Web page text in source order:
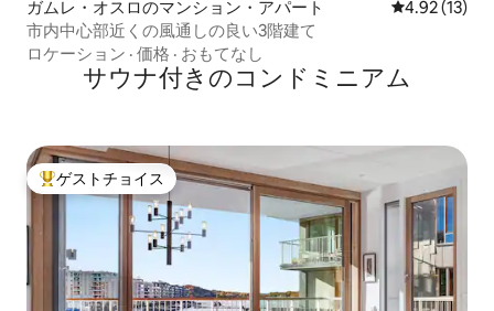
ガムレ・オスロのマンション・アパート レビュー13
4.92 (13)
市内中心部近くの風通しの良い3階建て
ロケーション · 価格 · おもてなし
サウナ付きのコンドミニアム
大好評のゲストチョイスです。
ゲストチョイス